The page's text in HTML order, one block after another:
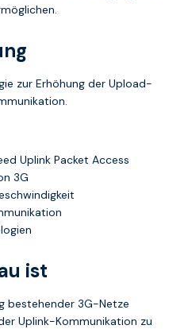
zur Erhöhung der Upload-
Uplink Packet Access
3G
ist
bestehender 3G-Netze
Uplink-Kommunikation zu